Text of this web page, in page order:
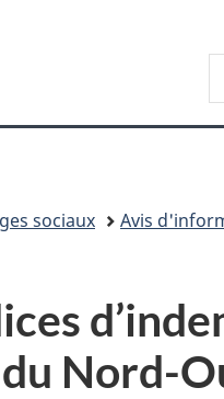
sociaux Avis
Nord-